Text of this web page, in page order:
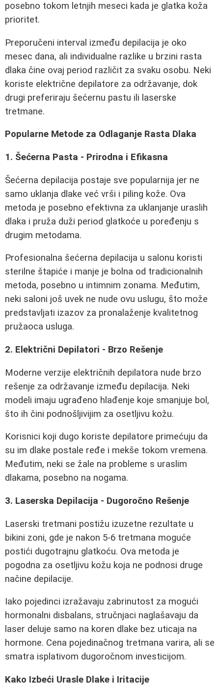
posebno tokom letnjih meseci kada je glatka koža
prioritet.
Preporučeni interval između depilacija je oko
mesec dana, ali individualne razlike u brzini rasta
dlaka čine ovaj period različit za svaku osobu. Neki
koriste električne depilatore za održavanje, dok
drugi preferiraju šećernu pastu ili laserske
tretmane.
Popularne Metode za Odlaganje Rasta Dlaka
1. Šećerna Pasta - Prirodna i Efikasna
Šećerna depilacija postaje sve popularnija jer ne
samo uklanja dlake već vrši i piling kože. Ova
metoda je posebno efektivna za uklanjanje uraslih
dlaka i pruža duži period glatkoće u poređenju s
drugim metodama.
Profesionalna šećerna depilacija u salonu koristi
sterilne štapiće i manje je bolna od tradicionalnih
metoda, posebno u intimnim zonama. Međutim,
neki saloni još uvek ne nude ovu uslugu, što može
predstavljati izazov za pronalaženje kvalitetnog
pružaoca usluga.
2. Električni Depilatori - Brzo Rešenje
Moderne verzije električnih depilatora nude brzo
rešenje za održavanje između depilacija. Neki
modeli imaju ugrađeno hlađenje koje smanjuje bol,
što ih čini podnošljivijim za osetljivu kožu.
Korisnici koji dugo koriste depilatore primećuju da
su im dlake postale ređe i mekše tokom vremena.
Međutim, neki se žale na probleme s uraslim
dlakama, posebno na nogama.
3. Laserska Depilacija - Dugoročno Rešenje
Laserski tretmani postižu izuzetne rezultate u
bikini zoni, gde je nakon 5-6 tretmana moguće
postići dugotrajnu glatkoću. Ova metoda je
pogodna za osetljivu kožu koja ne podnosi druge
načine depilacije.
Iako pojedinci izražavaju zabrinutost za mogući
hormonalni disbalans, stručnjaci naglašavaju da
laser deluje samo na koren dlake bez uticaja na
hormone. Cena pojedinačnog tretmana varira, ali se
smatra isplativom dugoročnom investicijom.
Kako Izbeći Urasle Dlake i Iritacije